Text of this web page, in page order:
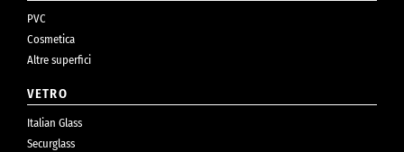
PVC
Cosmetica
Altre superfici
VETRO
Italian Glass
Securglass